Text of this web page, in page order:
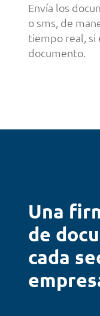
Envía los
o sms, de
tiempo real, si
documento.
Una
de
cada